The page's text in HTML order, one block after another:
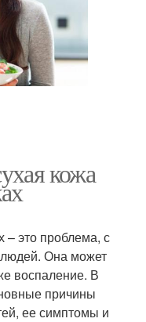
кожа
– это проблема, с
людей. Она может
воспаление. В
причины
ее симптомы и